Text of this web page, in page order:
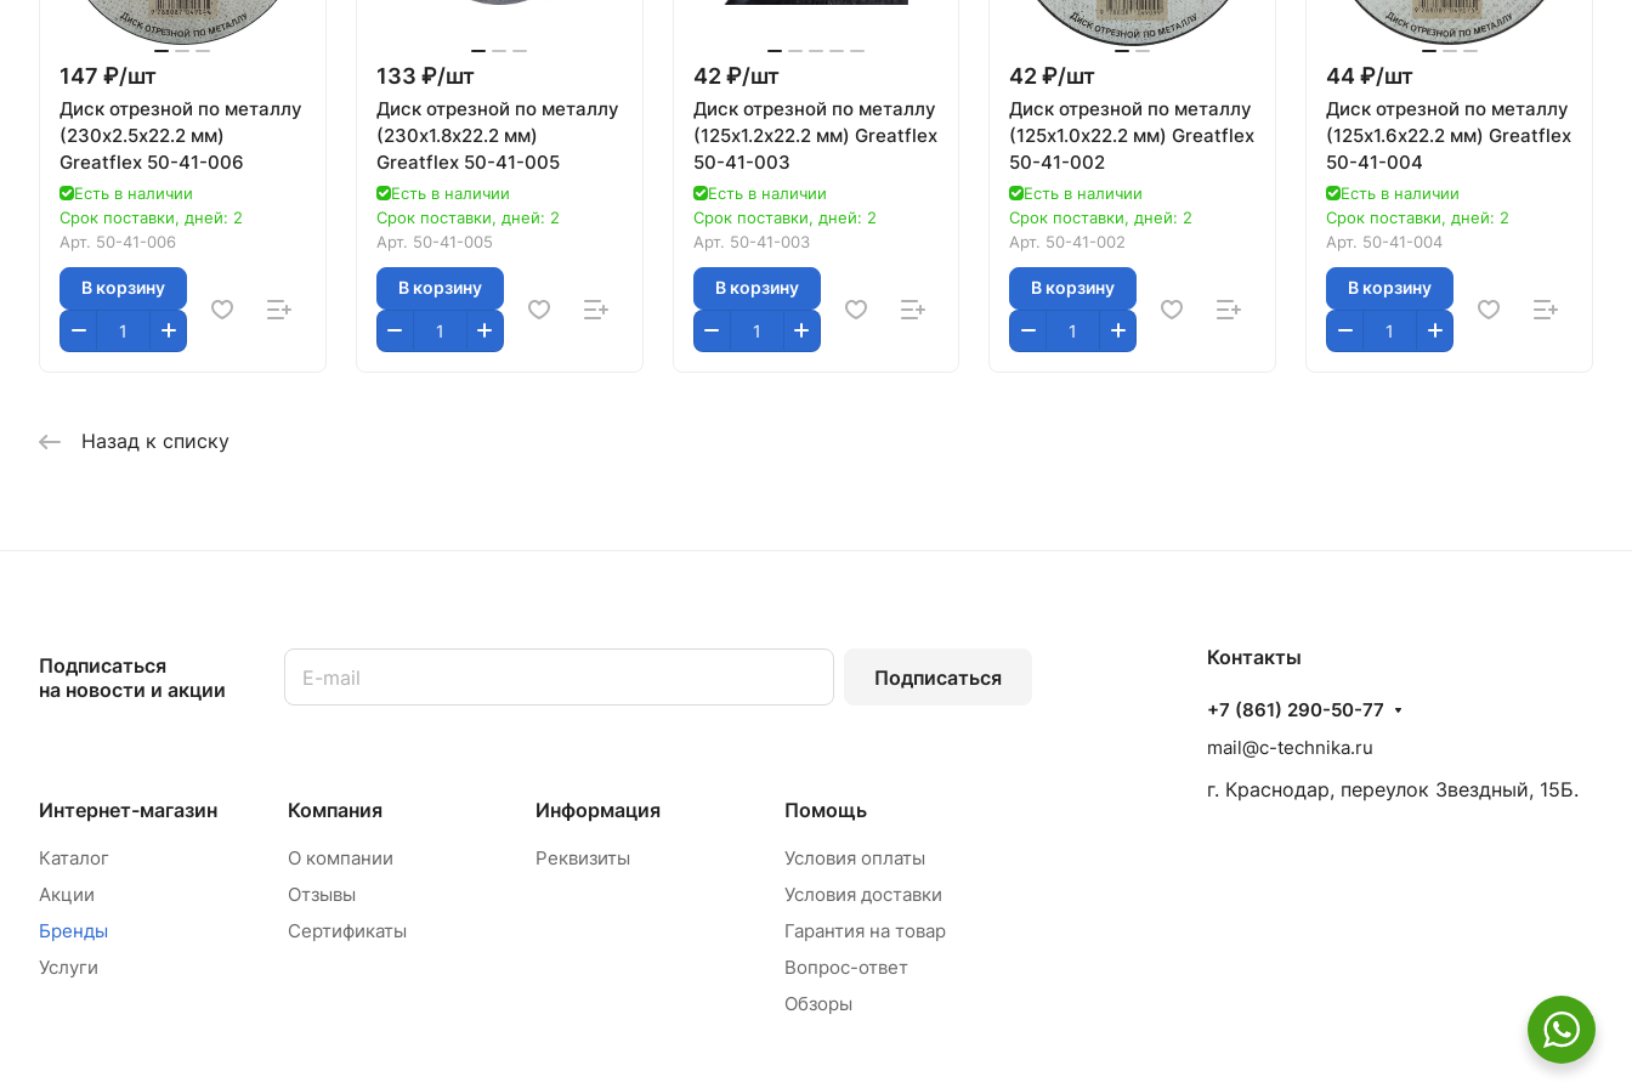
147 ₽/шт
Диск отрезной по металлу
(230х2.5х22.2 мм)
Greatflex 50-41-006
Есть в наличии
Срок поставки, дней: 2
Арт. 50-41-006
В корзину
133 ₽/шт
Диск отрезной по металлу
(230х1.8х22.2 мм)
Greatflex 50-41-005
Есть в наличии
Срок поставки, дней: 2
Арт. 50-41-005
В корзину
42 ₽/шт
Диск отрезной по металлу
(125х1.2х22.2 мм) Greatflex
50-41-003
Есть в наличии
Срок поставки, дней: 2
Арт. 50-41-003
В корзину
42 ₽/шт
Диск отрезной по металлу
(125х1.0х22.2 мм) Greatflex
50-41-002
Есть в наличии
Срок поставки, дней: 2
Арт. 50-41-002
В корзину
44 ₽/шт
Диск отрезной по металлу
(125х1.6х22.2 мм) Greatflex
50-41-004
Есть в наличии
Срок поставки, дней: 2
Арт. 50-41-004
В корзину
Назад к списку
Подписаться
на новости и акции
Подписаться
Интернет-магазин
Каталог
Акции
Бренды
Услуги
Компания
О компании
Отзывы
Сертификаты
Информация
Реквизиты
Помощь
Условия оплаты
Условия доставки
Гарантия на товар
Вопрос-ответ
Обзоры
Контакты
+7 (861) 290-50-77
mail@c-technika.ru
г. Краснодар, переулок Звездный, 15Б.